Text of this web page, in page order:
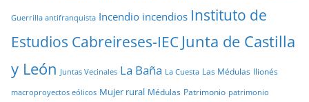
Guerrilla antifranquista Incendio incendios Instituto de
Estudios Cabreireses-IEC Junta de Castilla
y León Juntas Vecinales La Baña La Cuesta Las Médulas llionés
macroproyectos eólicos Mujer rural Médulas Patrimonio patrimonio